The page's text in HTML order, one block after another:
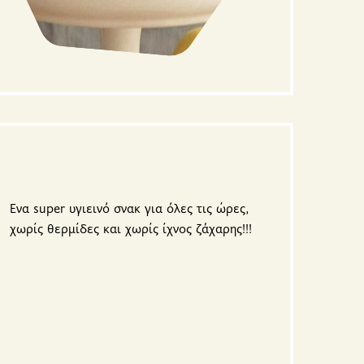
Ενα super υγιεινό σνακ για όλες τις ώρες,
χωρίς θερμίδες και χωρίς ίχνος ζάχαρης!!!